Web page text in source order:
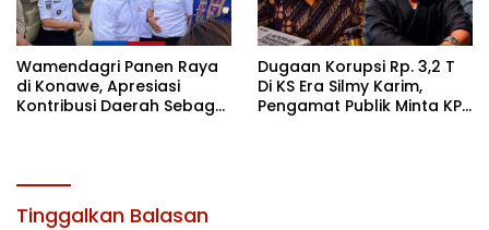
Wamendagri Panen Raya
di Konawe, Apresiasi
Kontribusi Daerah Sebagai
Dugaan Korupsi Rp. 3,2 T
Di KS Era Silmy Karim,
Pengamat Publik Minta KPK
Tinggalkan Balasan